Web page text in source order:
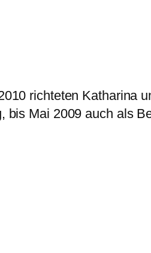
richteten Katharina
bis Mai 2009 auch als